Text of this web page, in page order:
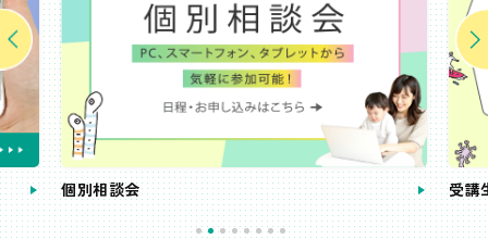
個別相談会 受講